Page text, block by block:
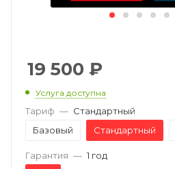
19 500 ₽
Услуга доступна
Тариф — Стандартный
Базовый
Стандартный
Гарантия — 1 год